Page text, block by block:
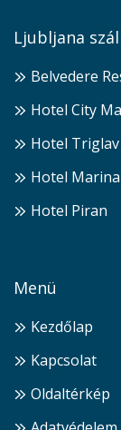
Ljubljana
Belvedere
Hotel City
Hotel Triglav
Hotel
Hotel Piran
Menü
Kezdőlap
Kapcsolat
Oldaltérkép